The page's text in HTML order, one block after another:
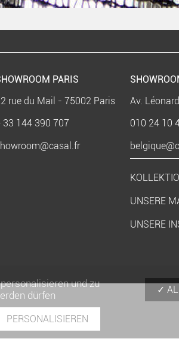
PARIS
rue du Mail - 75002 Paris
33 144 390 707
Av.
010 24 10
UNSERE
UNSERE
und zu
dürfen
PERSONALISIEREN